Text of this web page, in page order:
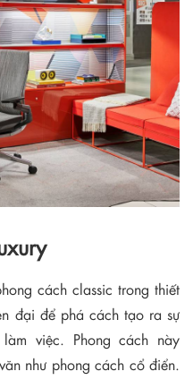
cách classic trong thiết
đại để phá cách tạo ra sự
việc. Phong cách này
như phong cách cổ điển.